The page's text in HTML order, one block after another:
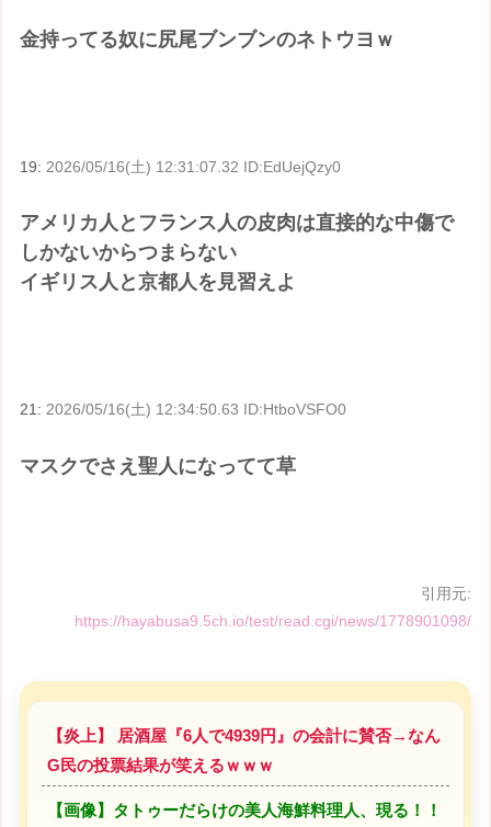
金持ってる奴に尻尾ブンブンのネトウヨｗ
19: 2026/05/16(土) 12:31:07.32 ID:EdUejQzy0
アメリカ人とフランス人の皮肉は直接的な中傷で
しかないからつまらない
イギリス人と京都人を見習えよ
21:2026/05/16(土) 12:34:50.63 ID:HtboVSFO0
マスクでさえ聖人になってて草
引用元:
https://hayabusa9.5ch.io/test/read.cgi/news/1778901098/
【炎上】 居酒屋『6人で4939円』の会計に賛否→なん
G民の投票結果が笑えるｗｗｗ
【画像】タトゥーだらけの美人海鮮料理人、現る！！